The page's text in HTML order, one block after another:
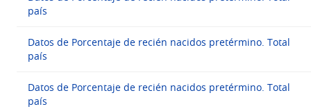
país
Datos de Porcentaje de recién nacidos pretérmino. Total
país
Datos de Porcentaje de recién nacidos pretérmino. Total
país